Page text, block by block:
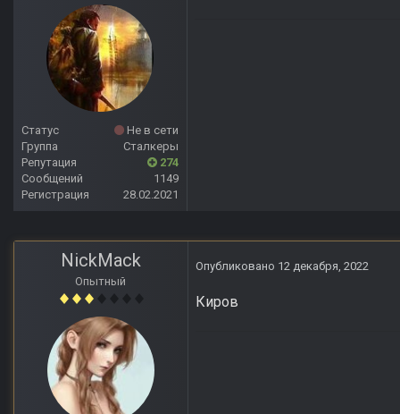
Статус
Не в сети
Группа
Сталкеры
Репутация
274
Сообщений
1149
Регистрация
28.02.2021
NickMack
Опытный
Опубликовано 12 декабря, 2022
Киров